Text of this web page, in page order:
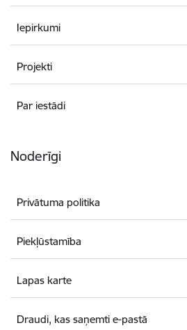
Iepirkumi
Projekti
Par iestādi
Noderīgi
Privātuma politika
Piekļūstamība
Lapas karte
Draudi, kas saņemti e-pastā